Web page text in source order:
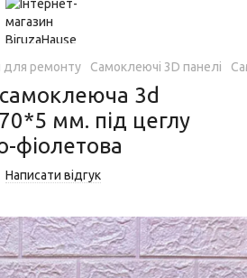
для ремонту Самоклеючі 3D панелі
3d
мм. під цеглу
фіолетова
Написати відгук